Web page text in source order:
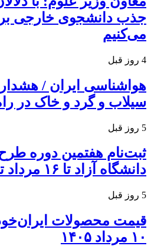
جذب دانشجوی خارجی
می‌کنیم
4 روز قبل
هواشناسی ایران / هشدار
سیلاب و گرد و خاک در
5 روز قبل
ثبت‌نام هفتمین دوره
دانشگاه آزاد تا ۱۶ مرداد تمدید شد
5 روز قبل
قیمت محصولات
۱۰ مرداد ۱۴۰۵